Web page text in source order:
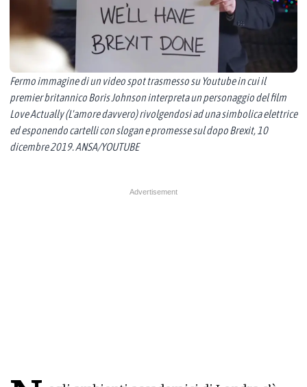
Fermo immagine di un video spot trasmesso su Youtube in cui il
premier britannico Boris Johnson interpreta un personaggio del film
Love Actually (L'amore davvero) rivolgendosi ad una simbolica elettrice
ed esponendo cartelli con slogan e promesse sul dopo Brexit, 10
dicembre 2019. ANSA/YOUTUBE